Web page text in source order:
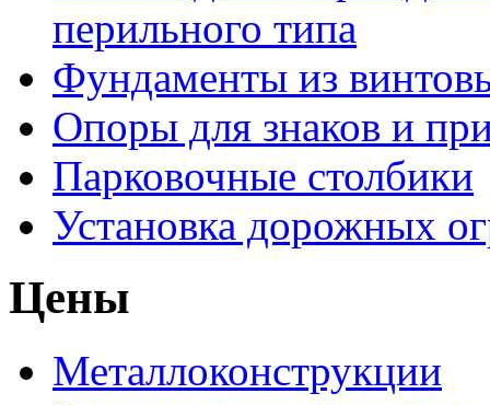
перильного типа
Фундаменты из
Опоры для знаков и
Парковочные столбики
Установка дорожных
Цены
Металлоконструкции